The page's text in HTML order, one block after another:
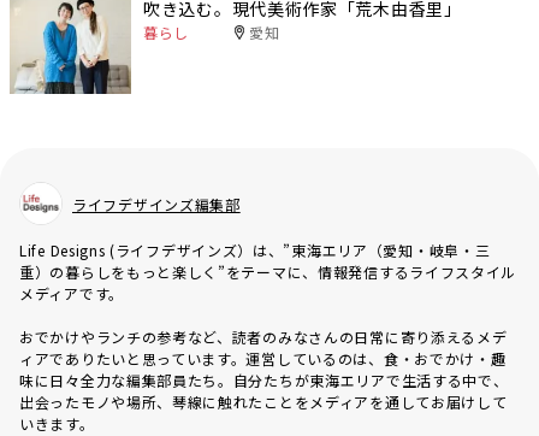
吹き込む。現代美術作家「荒木由香里」
暮らし 愛知
ライフデザインズ編集部
Life Designs (ライフデザインズ）は、”東海エリア（愛知・岐阜・三
重）の暮らしをもっと楽しく”をテーマに、情報発信するライフスタイル
メディアです。
おでかけやランチの参考など、読者のみなさんの日常に寄り添えるメデ
ィアでありたいと思っています。運営しているのは、食・おでかけ・趣
味に日々全力な編集部員たち。自分たちが東海エリアで生活する中で、
出会ったモノや場所、琴線に触れたことをメディアを通してお届けして
いきます。